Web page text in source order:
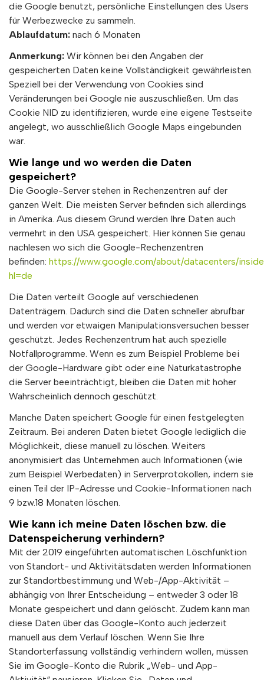
die Google benutzt, persönliche Einstellungen des Users
für Werbezwecke zu sammeln.
Ablaufdatum: nach 6 Monaten
Anmerkung: Wir können bei den Angaben der
gespeicherten Daten keine Vollständigkeit gewährleisten.
Speziell bei der Verwendung von Cookies sind
Veränderungen bei Google nie auszuschließen. Um das
Cookie NID zu identifizieren, wurde eine eigene Testseite
angelegt, wo ausschließlich Google Maps eingebunden
war.
Wie lange und wo werden die Daten
gespeichert?
Die Google-Server stehen in Rechenzentren auf der
ganzen Welt. Die meisten Server befinden sich allerdings
in Amerika. Aus diesem Grund werden Ihre Daten auch
vermehrt in den USA gespeichert. Hier können Sie genau
nachlesen wo sich die Google-Rechenzentren
befinden: https://www.google.com/about/datacenters/
hl=de
Die Daten verteilt Google auf verschiedenen
Datenträgern. Dadurch sind die Daten schneller abrufbar
und werden vor etwaigen Manipulationsversuchen besser
geschützt. Jedes Rechenzentrum hat auch spezielle
Notfallprogramme. Wenn es zum Beispiel Probleme bei
der Google-Hardware gibt oder eine Naturkatastrophe
die Server beeinträchtigt, bleiben die Daten mit hoher
Wahrscheinlich dennoch geschützt.
Manche Daten speichert Google für einen festgelegten
Zeitraum. Bei anderen Daten bietet Google lediglich die
Möglichkeit, diese manuell zu löschen. Weiters
anonymisiert das Unternehmen auch Informationen (wie
zum Beispiel Werbedaten) in Serverprotokollen, indem sie
einen Teil der IP-Adresse und Cookie-Informationen nach
9 bzw.18 Monaten löschen.
Wie kann ich meine Daten löschen bzw. die
Datenspeicherung verhindern?
Mit der 2019 eingeführten automatischen Löschfunktion
von Standort- und Aktivitätsdaten werden Informationen
zur Standortbestimmung und Web-/App-Aktivität –
abhängig von Ihrer Entscheidung – entweder 3 oder 18
Monate gespeichert und dann gelöscht. Zudem kann man
diese Daten über das Google-Konto auch jederzeit
manuell aus dem Verlauf löschen. Wenn Sie Ihre
Standorterfassung vollständig verhindern wollen, müssen
Sie im Google-Konto die Rubrik „Web- und App-